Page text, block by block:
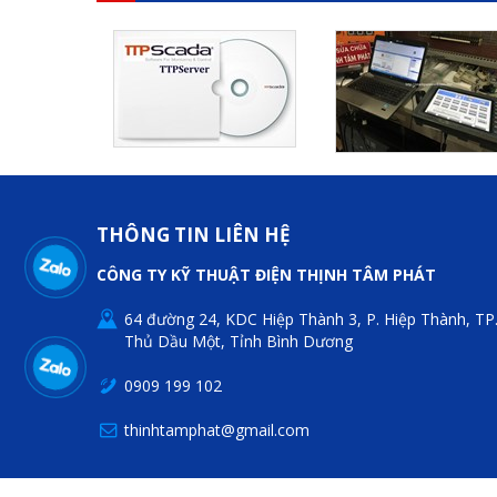
THÔNG TIN LIÊN HỆ
CÔNG TY KỸ THUẬT ĐIỆN THỊNH TÂM PHÁT
64 đường 24, KDC Hiệp Thành 3, P. Hiệp Thành, TP.
Thủ Dầu Một, Tỉnh Bình Dương
0909 199 102
thinhtamphat@gmail.com